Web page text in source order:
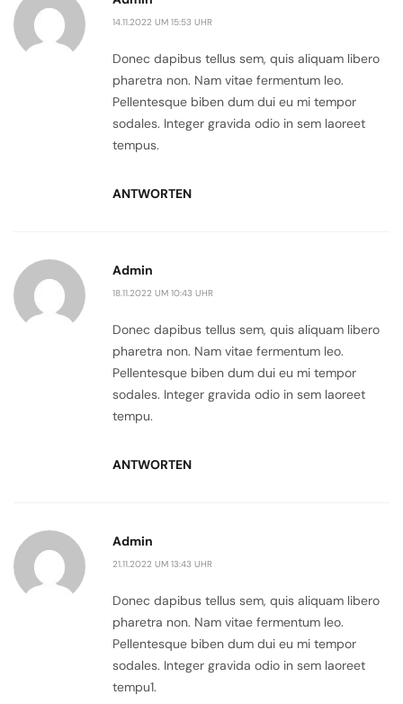
14.11.2022 UM 15:53 UHR
Donec dapibus tellus sem, quis aliquam libero
pharetra non. Nam vitae fermentum leo.
Pellentesque biben dum dui eu mi tempor
sodales. Integer gravida odio in sem laoreet
tempus.
ANTWORTEN
Admin
18.11.2022 UM 10:43 UHR
Donec dapibus tellus sem, quis aliquam libero
pharetra non. Nam vitae fermentum leo.
Pellentesque biben dum dui eu mi tempor
sodales. Integer gravida odio in sem laoreet
tempu.
ANTWORTEN
Admin
21.11.2022 UM 13:43 UHR
Donec dapibus tellus sem, quis aliquam libero
pharetra non. Nam vitae fermentum leo.
Pellentesque biben dum dui eu mi tempor
sodales. Integer gravida odio in sem laoreet
tempu1.